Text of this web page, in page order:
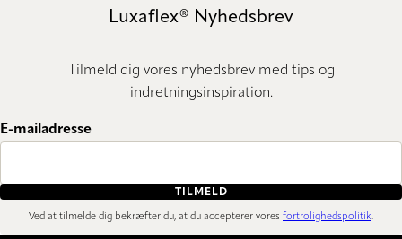
Luxaflex® Nyhedsbrev
Tilmeld dig vores nyhedsbrev med tips og
indretningsinspiration.
E-mailadresse
TILMELD
Ved at tilmelde dig bekræfter du, at du accepterer vores fortrolighedspolitik.